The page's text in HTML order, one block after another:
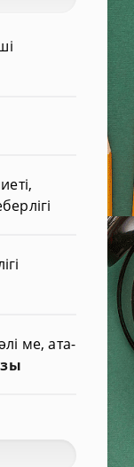
ме, ата-